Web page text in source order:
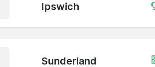
Ipswich
Sunderland